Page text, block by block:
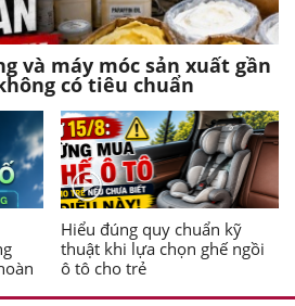
và máy móc sản xuất gần
có tiêu chuẩn
Hiểu đúng quy chuẩn kỹ
thuật khi lựa chọn ghế ngồi
ô tô cho trẻ